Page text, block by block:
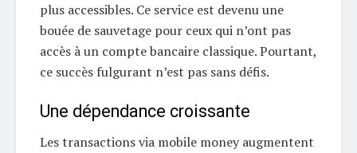
plus accessibles. Ce service est devenu une
bouée de sauvetage pour ceux qui n’ont pas
accès à un compte bancaire classique. Pourtant,
ce succès fulgurant n’est pas sans défis.
Une dépendance croissante
Les transactions via mobile money augmentent